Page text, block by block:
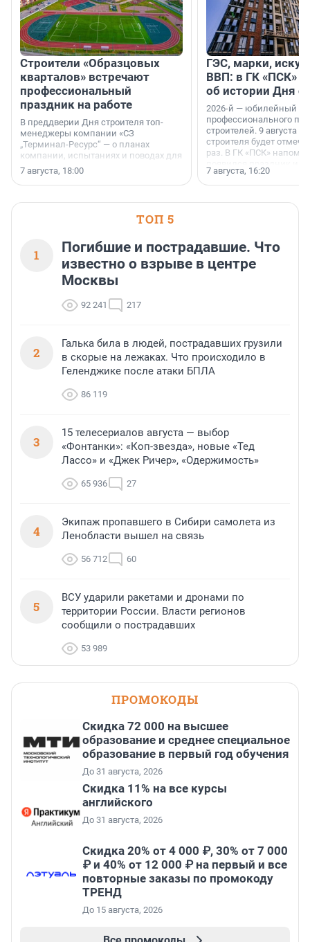
Строители «Образцовых
кварталов» встречают
профессиональный
праздник на работе
В преддверии Дня строителя топ-
менеджеры компании «СЗ
„Терминал-Ресурс“ — о планах
компании, испытаниях и поводах для
осторожного оптимизма.
7 августа, 18:00
ГЭС, марки,
ВВП: в ГК «ПСК»
об истории Дня
2026-й — юбилейный
профессионального
строителей. 9 августа
строителя будет
раз. В ГК «ПСК»
поменялась роль
7 августа, 16:20
ТОП 5
1
Погибшие и пострадавшие. Что
известно о взрыве в центре
Москвы
92 241 217
2
Галька била в людей, пострадавших грузили
в скорые на лежаках. Что происходило в
Геленджике после атаки БПЛА
86 119
3
15 телесериалов августа — выбор
«Фонтанки»: «Коп-звезда», новые «Тед
Лассо» и «Джек Ричер», «Одержимость»
65 936 27
4
Экипаж пропавшего в Сибири самолета из
Ленобласти вышел на связь
56 712 60
5
ВСУ ударили ракетами и дронами по
территории России. Власти регионов
сообщили о пострадавших
53 989
ПРОМОКОДЫ
Скидка 72 000 на высшее
образование и среднее специальное
образование в первый год обучения
До 31 августа, 2026
Скидка 11% на все курсы
английского
До 31 августа, 2026
Скидка 20% от 4 000 ₽, 30% от 7 000
₽ и 40% от 12 000 ₽ на первый и все
повторные заказы по промокоду
ТРЕНД
До 15 августа, 2026